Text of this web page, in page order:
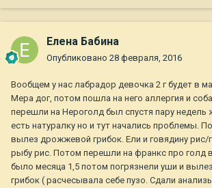
Елена Бабина
Опубликовано 28 февраля, 2016
Вообщем у нас лабрадор девочка 2 г будет в
Мера дог, потом пошла на него аллергия и
перешли на Нероголд был спустя пару недель
есть натуралку но и тут начались проблемы.
вылез дрожжевой грибок. Ели и говядину рис/
рыбу рис. Потом перешли на франкс про голд
было месяца 1,5 потом погрязнели уши и
грибок ( расчесывала себе пузо. Сдали